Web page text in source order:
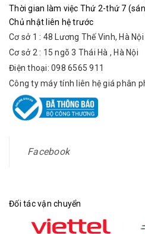
Thời gian làm việc Thứ 2-thứ 7
Chủ nhật liên hệ trước
Cơ sở 1 : 48 Lương Thế Vinh, Hà Nội
Cơ sở 2 : 15 ngõ 3 Thái Hà , Hà Nội
Điện thoại: 098 6565 911
Công ty máy tính liên hệ giá phân
Facebook
Đối tác vận chuyển